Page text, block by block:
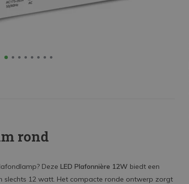
rond
Deze LED Plafonnière 12W biedt een
slechts 12 watt. Het compacte ronde ontwerp zorgt